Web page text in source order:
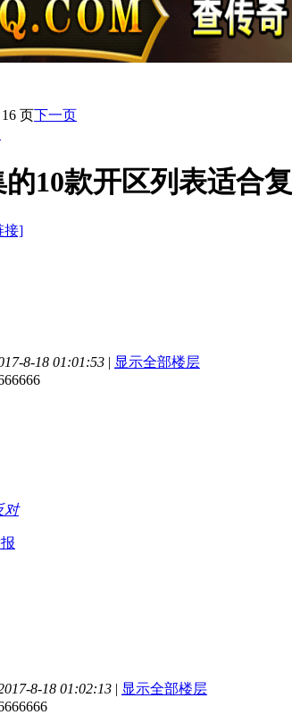
页下一页
的10款开区列表适合
接]
8-18 01:01:53 | 显示全部楼层
对
8-18 01:02:13 | 显示全部楼层